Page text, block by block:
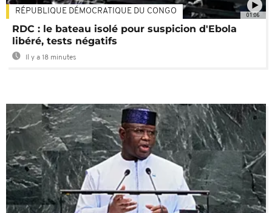
01:06
RÉPUBLIQUE DÉMOCRATIQUE DU CONGO
RDC : le bateau isolé pour suspicion d'Ebola
libéré, tests négatifs
Il y a 18 minutes